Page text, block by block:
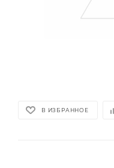
В ИЗБРАННОЕ